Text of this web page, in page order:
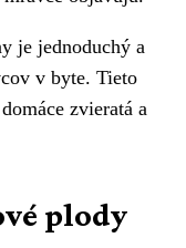
je jednoduchý a
v byte. Tieto
zvieratá a
plody